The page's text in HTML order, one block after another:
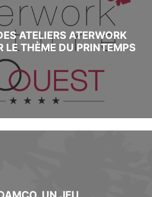
ATELIERS ATERWORK
LE THÈME DU PRINTEMPS